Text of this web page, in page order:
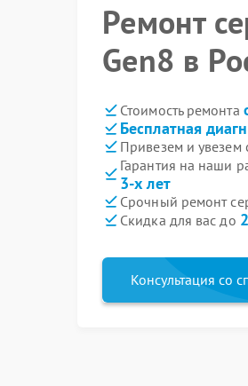
Ремонт
Gen8 в
Стоимость ремонта
Бесплатная
Привезем и увезем
Гарантия на наши
3-х лет
Срочный ремонт
Скидка для вас до
Консультация со